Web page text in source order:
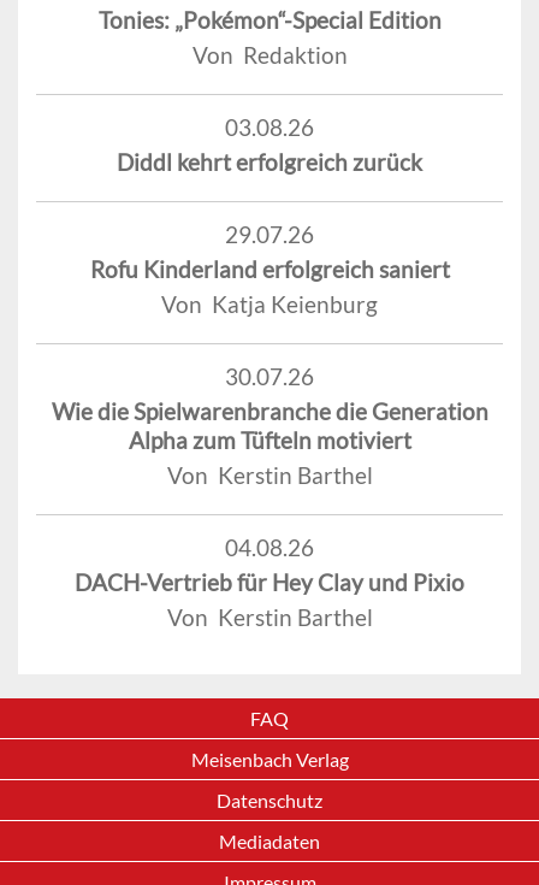
Tonies: „Pokémon“-Special Edition
Von Redaktion
03.08.26
Diddl kehrt erfolgreich zurück
29.07.26
Rofu Kinderland erfolgreich saniert
Von Katja Keienburg
30.07.26
Wie die Spielwarenbranche die Generation
Alpha zum Tüfteln motiviert
Von Kerstin Barthel
04.08.26
DACH-Vertrieb für Hey Clay und Pixio
Von Kerstin Barthel
FAQ
Meisenbach Verlag
Datenschutz
Mediadaten